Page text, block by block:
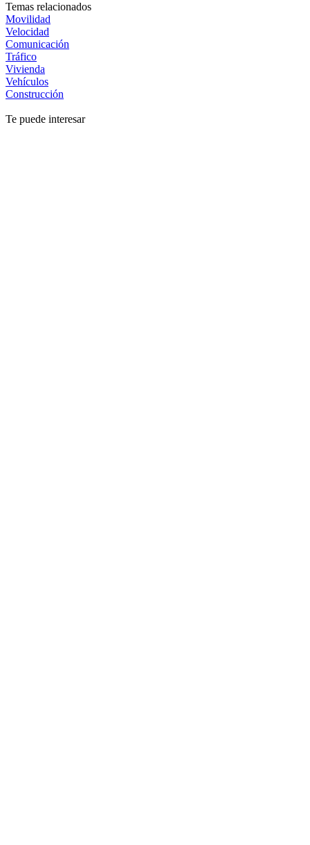
Temas relacionados
Movilidad
Velocidad
Comunicación
Tráfico
Vivienda
Vehículos
Construcción
Te puede interesar